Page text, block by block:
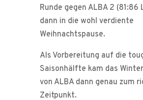
Runde gegen ALBA 2 (81:86
dann in die wohl verdiente
Weihnachtspause.
Als Vorbereitung auf die
Saisonhälfte kam das
von ALBA dann genau zum
Zeitpunkt.